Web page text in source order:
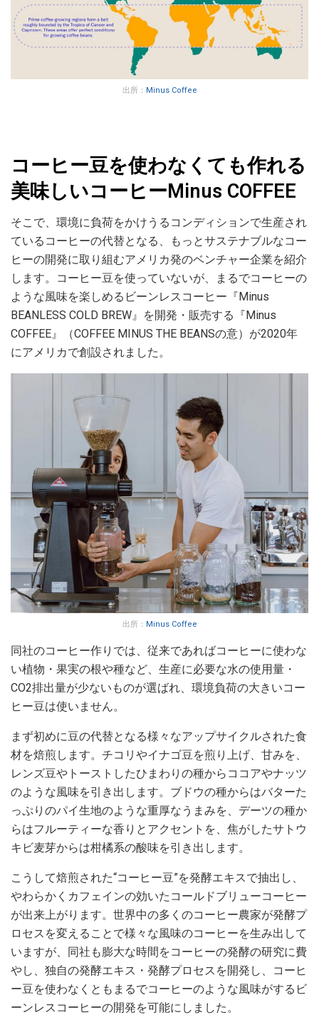
出所： Minus Coffee
コーヒー豆を使わなくても作れる
美味しいコーヒーMinus COFFEE
そこで、環境に負荷をかけうるコンディションで生産され
ているコーヒーの代替となる、もっとサステナブルなコー
ヒーの開発に取り組むアメリカ発のベンチャー企業を紹介
します。コーヒー豆を使っていないが、まるでコーヒーの
ような風味を楽しめるビーンレスコーヒー『Minus
BEANLESS COLD BREW』を開発・販売する『Minus
COFFEE』（COFFEE MINUS THE BEANSの意）が2020年
にアメリカで創設されました。
出所： Minus Coffee
同社のコーヒー作りでは、従来であればコーヒーに使わな
い植物・果実の根や種など、生産に必要な水の使用量・
CO2排出量が少ないものが選ばれ、環境負荷の大きいコー
ヒー豆は使いません。
まず初めに豆の代替となる様々なアップサイクルされた食
材を焙煎します。チコリやイナゴ豆を煎り上げ、甘みを、
レンズ豆やトーストしたひまわりの種からココアやナッツ
のような風味を引き出します。ブドウの種からはバターた
っぷりのパイ生地のような重厚なうまみを、デーツの種か
らはフルーティーな香りとアクセントを、焦がしたサトウ
キビ麦芽からは柑橘系の酸味を引き出します。
こうして焙煎された“コーヒー豆”を発酵エキスで抽出し、
やわらかくカフェインの効いたコールドブリューコーヒー
が出来上がります。世界中の多くのコーヒー農家が発酵プ
ロセスを変えることで様々な風味のコーヒーを生み出して
いますが、同社も膨大な時間をコーヒーの発酵の研究に費
やし、独自の発酵エキス・発酵プロセスを開発し、コーヒ
ー豆を使わなくともまるでコーヒーのような風味がするビ
ーンレスコーヒーの開発を可能にしました。